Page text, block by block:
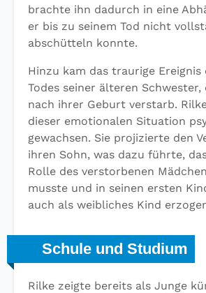
brachte ihn dadurch in eine
er bis zu seinem Tod nicht
abschütteln konnte.
Hinzu kam das traurige Ereignis
Todes seiner älteren Schwester,
nach ihrer Geburt verstarb.
dieser emotionalen Situation
gewachsen. Sie projizierte den
ihren Sohn, was dazu führte,
Rolle des verstorbenen
musste und in seinen ersten
auch als weibliches Kind
Schule und Studium
Rilke zeigte bereits als Junge